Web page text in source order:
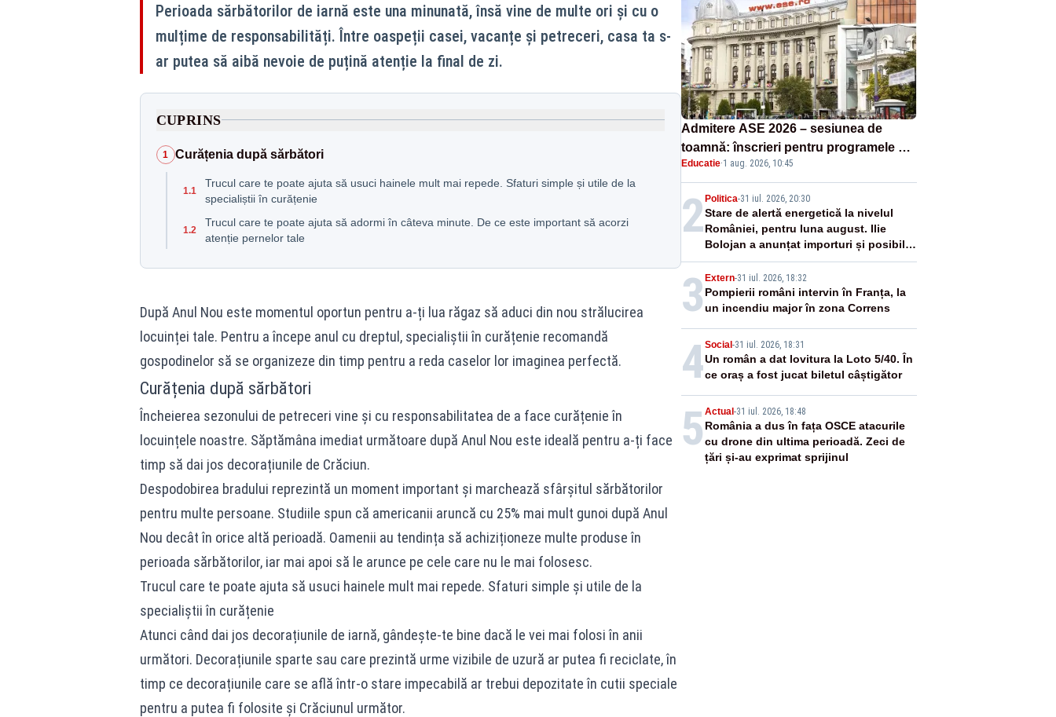
Perioada sărbătorilor de iarnă este una minunată, însă vine de multe ori și cu o
mulțime de responsabilități. Între oaspeții casei, vacanțe și petreceri, casa ta s-
ar putea să aibă nevoie de puțină atenție la final de zi.
CUPRINS
1 Curățenia după sărbători
1.1
Trucul care te poate ajuta să usuci hainele mult mai repede. Sfaturi simple și utile de la
specialiștii în curățenie
1.2
Trucul care te poate ajuta să adormi în câteva minute. De ce este important să acorzi
atenție pernelor tale
După Anul Nou este momentul oportun pentru a-ți lua răgaz să aduci din nou strălucirea
locuinței tale. Pentru a începe anul cu dreptul, specialiștii în curățenie recomandă
gospodinelor să se organizeze din timp pentru a reda caselor lor imaginea perfectă.
Curățenia după sărbători
Încheierea sezonului de petreceri vine și cu responsabilitatea de a face curățenie în
locuințele noastre. Săptămâna imediat următoare după Anul Nou este ideală pentru a-ți face
timp să dai jos decorațiunile de Crăciun.
Despodobirea bradului reprezintă un moment important și marchează sfârșitul sărbătorilor
pentru multe persoane. Studiile spun că americanii aruncă cu 25% mai mult gunoi după Anul
Nou decât în orice altă perioadă. Oamenii au tendința să achiziționeze multe produse în
perioada sărbătorilor, iar mai apoi să le arunce pe cele care nu le mai folosesc.
Trucul care te poate ajuta să usuci hainele mult mai repede. Sfaturi simple și utile de la
specialiștii în curățenie
Atunci când dai jos decorațiunile de iarnă, gândește-te bine dacă le vei mai folosi în anii
următori. Decorațiunile sparte sau care prezintă urme vizibile de uzură ar putea fi reciclate, în
timp ce decorațiunile care se află într-o stare impecabilă ar trebui depozitate în cutii speciale
pentru a putea fi folosite și Crăciunul următor.
Admitere ASE 2026 – sesiunea de
toamnă: înscrieri pentru programele de
licență, masterat și doctorat
Educatie·1 aug. 2026, 10:45
2Politica-31 iul. 2026, 20:30
Stare de alertă energetică la nivelul
României, pentru luna august. Ilie
Bolojan a anunțat importuri și posibile
restricții – VIDEO
3 Extern-31 iul. 2026, 18:32
Pompierii români intervin în Franța, la
un incendiu major în zona Correns
4Social-31 iul. 2026, 18:31
Un român a dat lovitura la Loto 5/40. În
ce oraș a fost jucat biletul câștigător
5 Actual-31 iul. 2026, 18:48
România a dus în fața OSCE atacurile
cu drone din ultima perioadă. Zeci de
țări și-au exprimat sprijinul